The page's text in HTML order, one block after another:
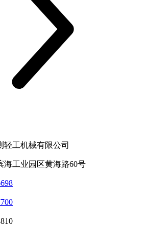
轻工机械有限公司
海工业园区黄海路60号